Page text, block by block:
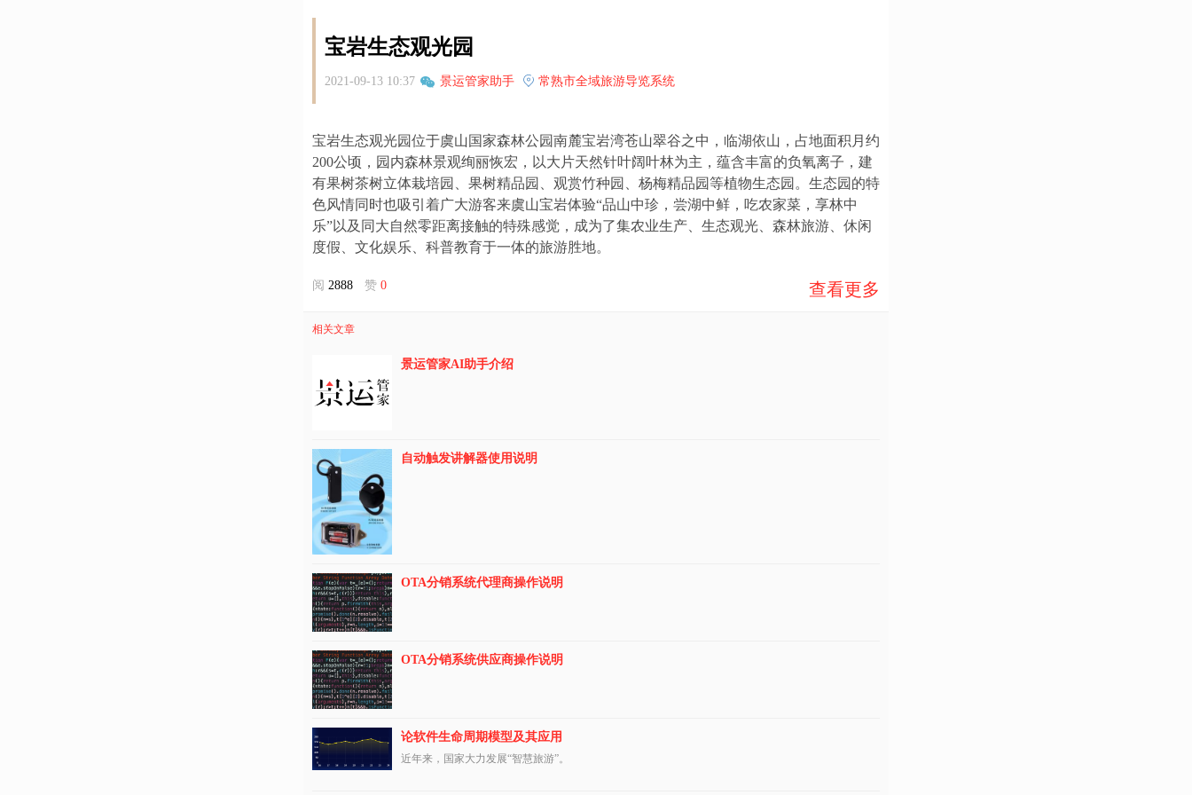
宝岩生态观光园
2021-09-13 10:37 景运管家助手 常熟市全域旅游导览系统
宝岩生态观光园位于虞山国家森林公园南麓宝岩湾苍山翠谷之中，临湖依山，占地面积月约
200公顷，园内森林景观绚丽恢宏，以大片天然针叶阔叶林为主，蕴含丰富的负氧离子，建
有果树茶树立体栽培园、果树精品园、观赏竹种园、杨梅精品园等植物生态园。生态园的特
色风情同时也吸引着广大游客来虞山宝岩体验“品山中珍，尝湖中鲜，吃农家菜，享林中
乐”以及同大自然零距离接触的特殊感觉，成为了集农业生产、生态观光、森林旅游、休闲
度假、文化娱乐、科普教育于一体的旅游胜地。
阅 2888 赞 0 查看更多
相关文章
景运管家AI助手介绍
自动触发讲解器使用说明
OTA分销系统代理商操作说明
OTA分销系统供应商操作说明
论软件生命周期模型及其应用
近年来，国家大力发展“智慧旅游”。